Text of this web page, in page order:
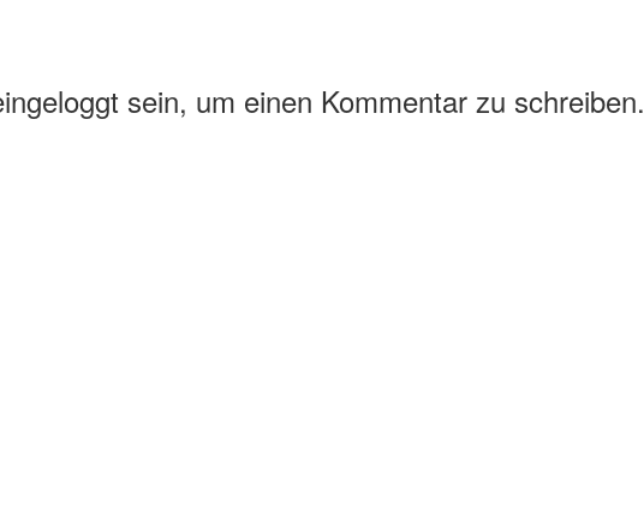
sein, um einen Kommentar zu schreiben.